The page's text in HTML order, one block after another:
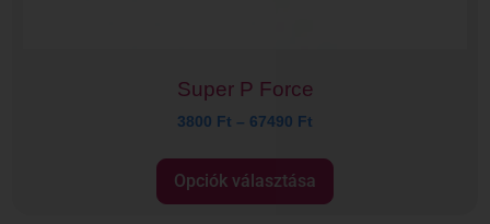
Super P Force
3800 Ft – 67490 Ft
Opciók választása